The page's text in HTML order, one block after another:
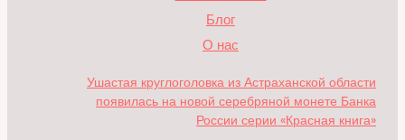
Блог
О нас
Ушастая круглоголовка из Астраханской области
появилась на новой серебряной монете Банка
России серии «Красная книга»